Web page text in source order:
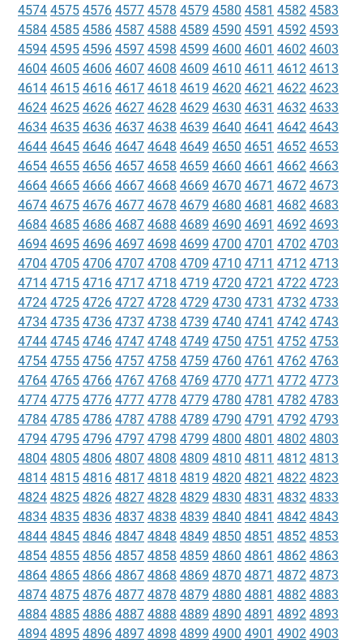
4574 4575 4576 4577 4578 4579 4580 4581 4582 4583
4584 4585 4586 4587 4588 4589 4590 4591 4592 4593
4594 4595 4596 4597 4598 4599 4600 4601 4602 4603
4604 4605 4606 4607 4608 4609 4610 4611 4612 4613
4614 4615 4616 4617 4618 4619 4620 4621 4622 4623
4624 4625 4626 4627 4628 4629 4630 4631 4632 4633
4634 4635 4636 4637 4638 4639 4640 4641 4642 4643
4644 4645 4646 4647 4648 4649 4650 4651 4652 4653
4654 4655 4656 4657 4658 4659 4660 4661 4662 4663
4664 4665 4666 4667 4668 4669 4670 4671 4672 4673
4674 4675 4676 4677 4678 4679 4680 4681 4682 4683
4684 4685 4686 4687 4688 4689 4690 4691 4692 4693
4694 4695 4696 4697 4698 4699 4700 4701 4702 4703
4704 4705 4706 4707 4708 4709 4710 4711 4712 4713
4714 4715 4716 4717 4718 4719 4720 4721 4722 4723
4724 4725 4726 4727 4728 4729 4730 4731 4732 4733
4734 4735 4736 4737 4738 4739 4740 4741 4742 4743
4744 4745 4746 4747 4748 4749 4750 4751 4752 4753
4754 4755 4756 4757 4758 4759 4760 4761 4762 4763
4764 4765 4766 4767 4768 4769 4770 4771 4772 4773
4774 4775 4776 4777 4778 4779 4780 4781 4782 4783
4784 4785 4786 4787 4788 4789 4790 4791 4792 4793
4794 4795 4796 4797 4798 4799 4800 4801 4802 4803
4804 4805 4806 4807 4808 4809 4810 4811 4812 4813
4814 4815 4816 4817 4818 4819 4820 4821 4822 4823
4824 4825 4826 4827 4828 4829 4830 4831 4832 4833
4834 4835 4836 4837 4838 4839 4840 4841 4842 4843
4844 4845 4846 4847 4848 4849 4850 4851 4852 4853
4854 4855 4856 4857 4858 4859 4860 4861 4862 4863
4864 4865 4866 4867 4868 4869 4870 4871 4872 4873
4874 4875 4876 4877 4878 4879 4880 4881 4882 4883
4884 4885 4886 4887 4888 4889 4890 4891 4892 4893
4894 4895 4896 4897 4898 4899 4900 4901 4902 4903